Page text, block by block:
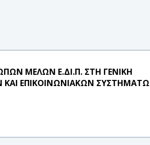
ΜΕΛΩΝ Ε.ΔΙ.Π. ΣΤΗ ΓΕΝΙΚΗ
ΕΠΙΚΟΙΝΩΝΙΑΚΩΝ